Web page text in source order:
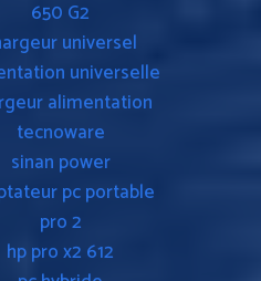
650 G2
universel
universelle
alimentation
tecnoware
sinan power
pc portable
pro 2
hp pro x2 612